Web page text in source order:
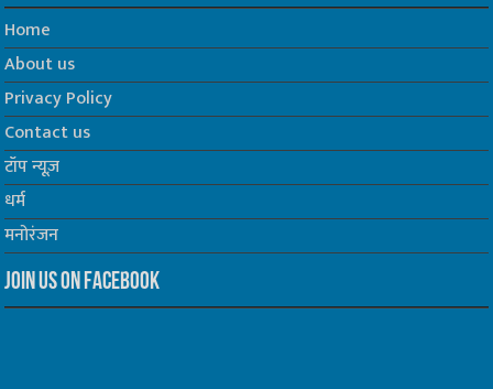
Home
About us
Privacy Policy
Contact us
टॉप न्यूज़
धर्म
मनोरंजन
Join us on Facebook